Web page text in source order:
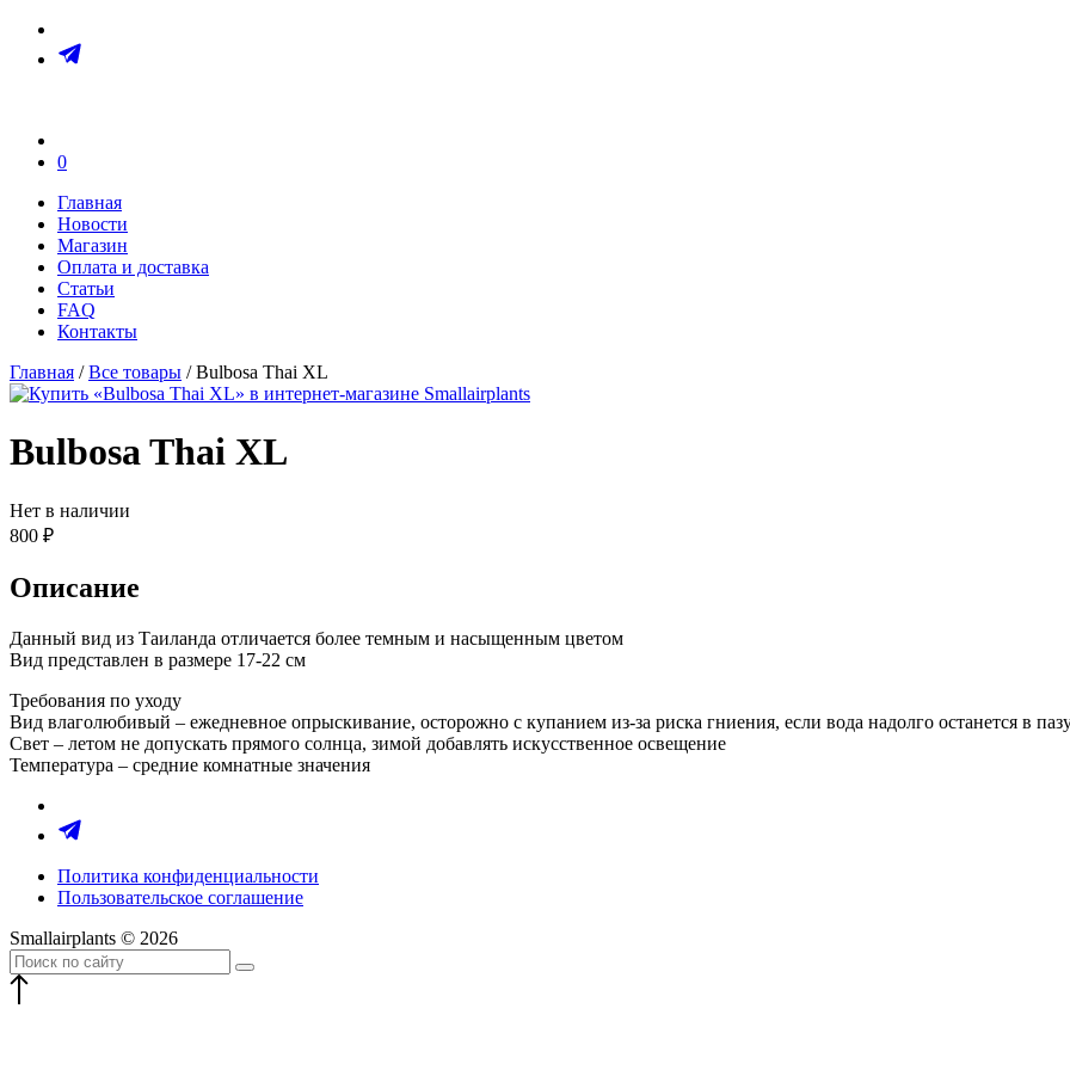
0
Главная
Новости
Магазин
Оплата и доставка
Статьи
FAQ
Контакты
Главная /Все товары / Bulbosa Thai XL
Bulbosa Thai XL
Нет в наличии
800 ₽
Описание
Данный вид из Таиланда отличается более темным и насыщенным цветом
Вид представлен в размере 17-22 см
Требования по уходу
Вид влаголюбивый – ежедневное опрыскивание, осторожно с купанием из-за риска гниения, если вода надолго останется в
Свет – летом не допускать прямого солнца, зимой добавлять искусственное освещение
Температура – средние комнатные значения
Политика конфиденциальности
Пользовательское соглашение
Smallairplants © 2026